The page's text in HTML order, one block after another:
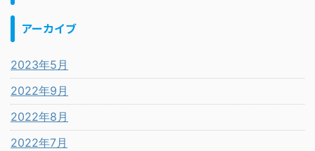
アーカイブ
2023年5月
2022年9月
2022年8月
2022年7月